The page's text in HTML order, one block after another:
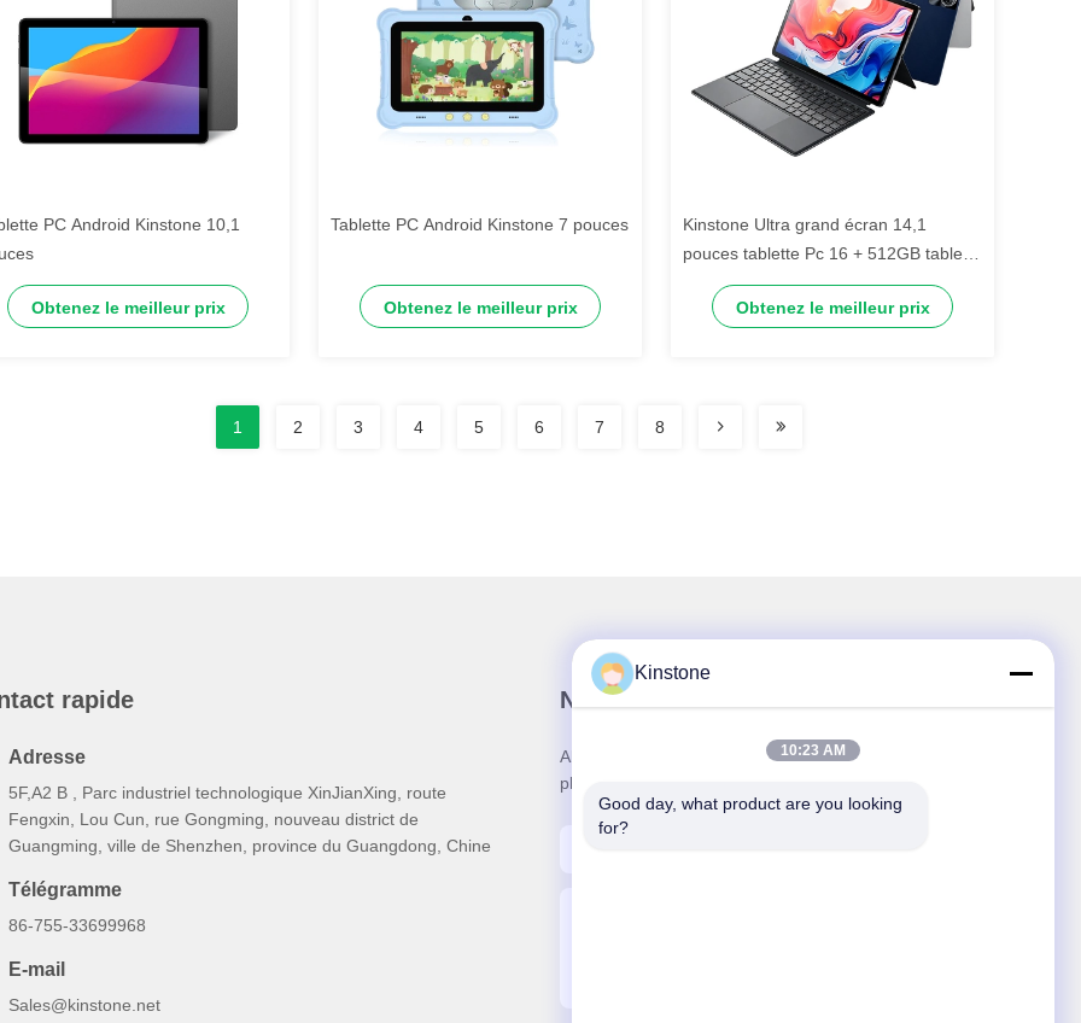
PC Android Kinstone 10,1
Obtenez le meilleur prix
Tablette PC Android Kinstone 7 pouces
Obtenez le meilleur prix
Kinstone Ultra grand écran 14,1
pouces tablette Pc 16 + 512GB tablette
d'appel téléphonique 12000mAh 5G
WiFi GPS Pad Maxpad ordinateur
Obtenez le meilleur prix
1 2 3 4 5 6 7 8
rapide
Adresse
5F,A2 B , Parc industriel technologique XinJianXing, route
Fengxin, Lou Cun, rue Gongming, nouveau district de
Guangming, ville de Shenzhen, province du Guangdong, Chine
Télégramme
86-755-33699968
E-mail
Sales@kinstone.net
Notre newsletter
Abonnez-vous à notre newsletter pour des réductions et
plus encore.
Kinstone
10:23 AM
Good day, what product are you looking
for?